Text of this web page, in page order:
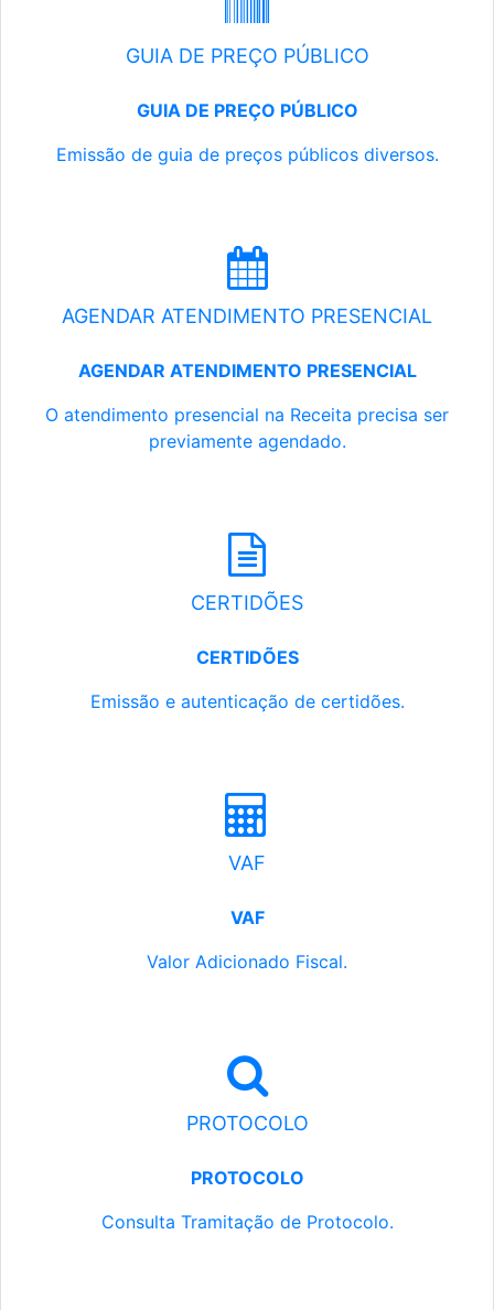
GUIA DE PREÇO PÚBLICO
GUIA DE PREÇO PÚBLICO
Emissão de guia de preços públicos diversos.
AGENDAR ATENDIMENTO PRESENCIAL
AGENDAR ATENDIMENTO PRESENCIAL
O atendimento presencial na Receita precisa ser
previamente agendado.
CERTIDÕES
CERTIDÕES
Emissão e autenticação de certidões.
VAF
VAF
Valor Adicionado Fiscal.
PROTOCOLO
PROTOCOLO
Consulta Tramitação de Protocolo.